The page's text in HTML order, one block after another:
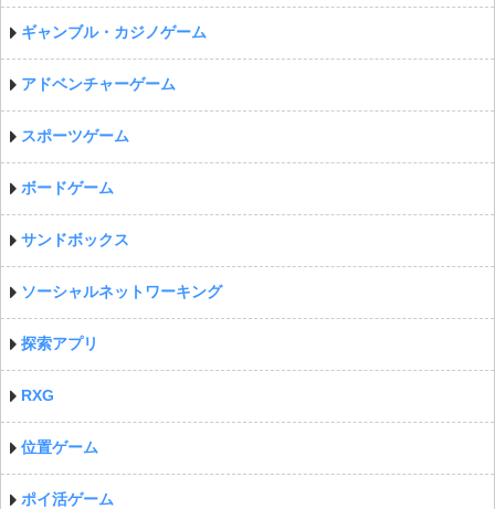
ギャンブル・カジノゲーム
アドベンチャーゲーム
スポーツゲーム
ボードゲーム
サンドボックス
ソーシャルネットワーキング
探索アプリ
RXG
位置ゲーム
ポイ活ゲーム